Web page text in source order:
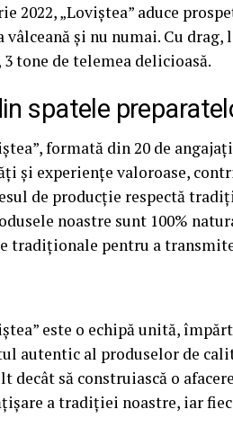
2022, „Loviștea” aduce
vâlceană și nu numai. Cu
tone de telemea delicioasă.
spatele
formată din 20 de
și experiențe valoroase,
de producție respectă
noastre sunt 100%
tradiționale pentru a
este o echipă unită,
autentic al produselor de
decât să construiască o
a tradiției noastre, iar